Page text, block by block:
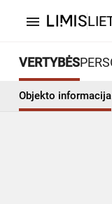
menu
VERTYBĖS
Objekto informacija